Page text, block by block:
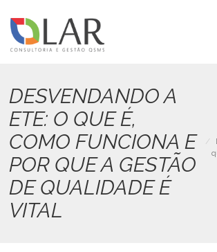
para
conteúdo
DESVENDANDO A
ETE: O QUE É,
COMO FUNCIONA E
POR QUE A GESTÃO
DE QUALIDADE É
VITAL